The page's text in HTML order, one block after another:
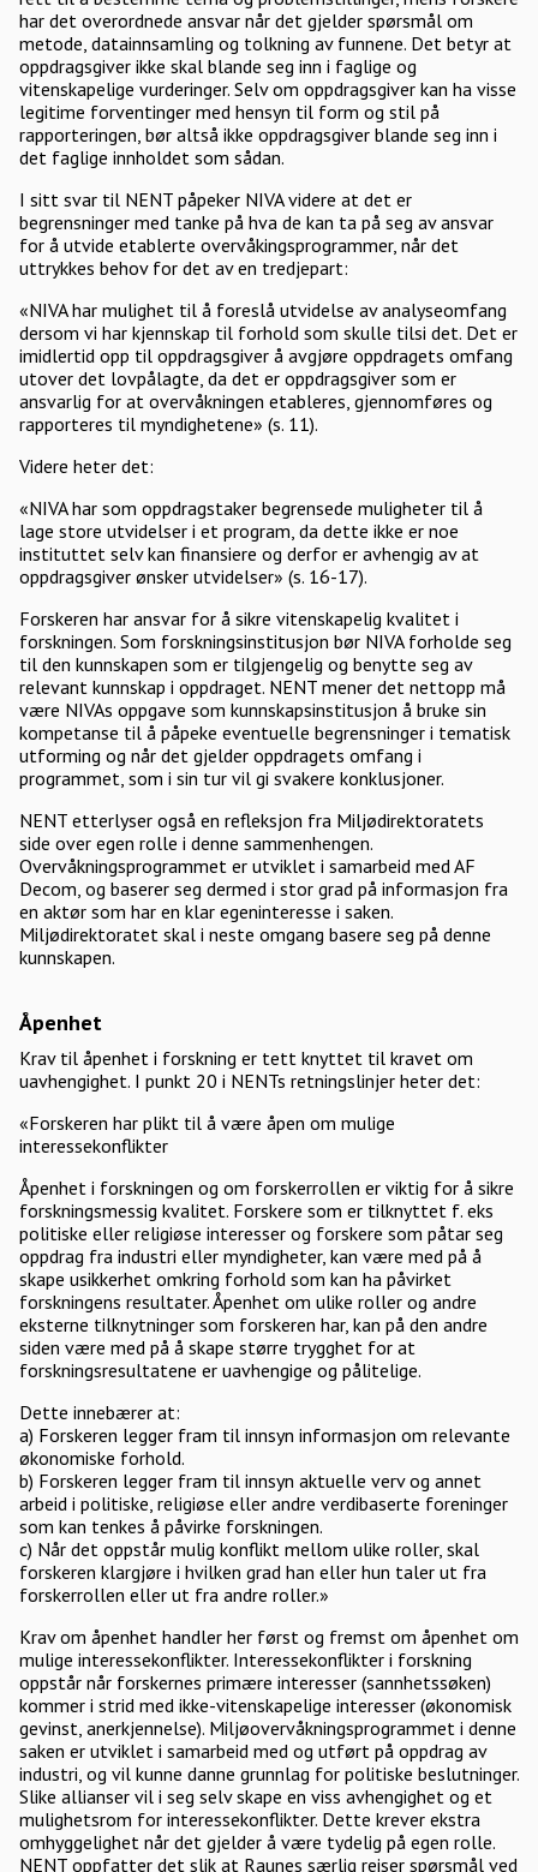
har det overordnede ansvar når det gjelder spørsmål om
metode, datainnsamling og tolkning av funnene. Det betyr at
oppdragsgiver ikke skal blande seg inn i faglige og
vitenskapelige vurderinger. Selv om oppdragsgiver kan ha visse
legitime forventinger med hensyn til form og stil på
rapporteringen, bør altså ikke oppdragsgiver blande seg inn i
det faglige innholdet som sådan.
I sitt svar til NENT påpeker NIVA videre at det er
begrensninger med tanke på hva de kan ta på seg av ansvar
for å utvide etablerte overvåkingsprogrammer, når det
uttrykkes behov for det av en tredjepart:
«NIVA har mulighet til å foreslå utvidelse av analyseomfang
dersom vi har kjennskap til forhold som skulle tilsi det. Det er
imidlertid opp til oppdragsgiver å avgjøre oppdragets omfang
utover det lovpålagte, da det er oppdragsgiver som er
ansvarlig for at overvåkningen etableres, gjennomføres og
rapporteres til myndighetene» (s. 11).
Videre heter det:
«NIVA har som oppdragstaker begrensede muligheter til å
lage store utvidelser i et program, da dette ikke er noe
instituttet selv kan finansiere og derfor er avhengig av at
oppdragsgiver ønsker utvidelser» (s. 16-17).
Forskeren har ansvar for å sikre vitenskapelig kvalitet i
forskningen. Som forskningsinstitusjon bør NIVA forholde seg
til den kunnskapen som er tilgjengelig og benytte seg av
relevant kunnskap i oppdraget. NENT mener det nettopp må
være NIVAs oppgave som kunnskapsinstitusjon å bruke sin
kompetanse til å påpeke eventuelle begrensninger i tematisk
utforming og når det gjelder oppdragets omfang i
programmet, som i sin tur vil gi svakere konklusjoner.
NENT etterlyser også en refleksjon fra Miljødirektoratets
side over egen rolle i denne sammenhengen.
Overvåkningsprogrammet er utviklet i samarbeid med AF
Decom, og baserer seg dermed i stor grad på informasjon fra
en aktør som har en klar egeninteresse i saken.
Miljødirektoratet skal i neste omgang basere seg på denne
kunnskapen.
Åpenhet
Krav til åpenhet i forskning er tett knyttet til kravet om
uavhengighet. I punkt 20 i NENTs retningslinjer heter det:
«Forskeren har plikt til å være åpen om mulige
interessekonflikter
Åpenhet i forskningen og om forskerrollen er viktig for å sikre
forskningsmessig kvalitet. Forskere som er tilknyttet f. eks
politiske eller religiøse interesser og forskere som påtar seg
oppdrag fra industri eller myndigheter, kan være med på å
skape usikkerhet omkring forhold som kan ha påvirket
forskningens resultater. Åpenhet om ulike roller og andre
eksterne tilknytninger som forskeren har, kan på den andre
siden være med på å skape større trygghet for at
forskningsresultatene er uavhengige og pålitelige.
Dette innebærer at:
a) Forskeren legger fram til innsyn informasjon om relevante
økonomiske forhold.
b) Forskeren legger fram til innsyn aktuelle verv og annet
arbeid i politiske, religiøse eller andre verdibaserte foreninger
som kan tenkes å påvirke forskningen.
c) Når det oppstår mulig konflikt mellom ulike roller, skal
forskeren klargjøre i hvilken grad han eller hun taler ut fra
forskerrollen eller ut fra andre roller.»
Krav om åpenhet handler her først og fremst om åpenhet om
mulige interessekonflikter. Interessekonflikter i forskning
oppstår når forskernes primære interesser (sannhetssøken)
kommer i strid med ikke-vitenskapelige interesser (økonomisk
gevinst, anerkjennelse). Miljøovervåkningsprogrammet i denne
saken er utviklet i samarbeid med og utført på oppdrag av
industri, og vil kunne danne grunnlag for politiske beslutninger.
Slike allianser vil i seg selv skape en viss avhengighet og et
mulighetsrom for interessekonflikter. Dette krever ekstra
omhyggelighet når det gjelder å være tydelig på egen rolle.
NENT oppfatter det slik at Raunes særlig reiser spørsmål ved